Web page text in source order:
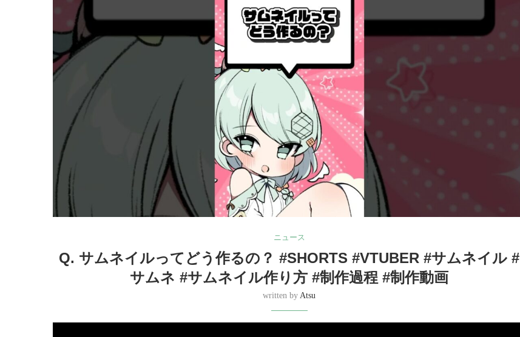
ニュース
Q. サムネイルってどう作るの？ #SHORTS #VTUBER #サムネイル #
サムネ #サムネイル作り方 #制作過程 #制作動画
written by Atsu